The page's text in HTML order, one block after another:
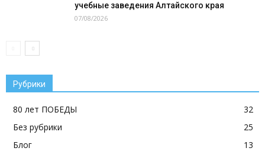
учебные заведения Алтайского края
07/08/2026
Рубрики
80 лет ПОБЕДЫ
32
Без рубрики
25
Блог
13